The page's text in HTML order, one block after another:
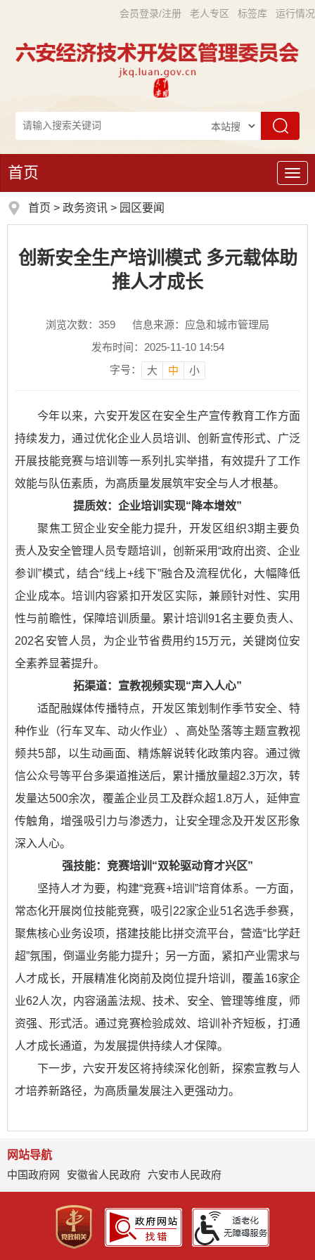
会员登录/注册 老人专区 标签库 运行情况
导
航
首页
首页 > 政务资讯 > 园区要闻
创新安全生产培训模式 多元载体助
推人才成长
浏览次数： 359
信息来源：应急和城市管理局
发布时间：2025-11-10 14:54
字号：
大 中 小
今年以来，六安开发区在安全生产宣传教育工作方面
持续发力，通过优化企业人员培训、创新宣传形式、广泛
开展技能竞赛与培训等一系列扎实举措，有效提升了工作
效能与队伍素质，为高质量发展筑牢安全与人才根基。
提质效：企业培训实现“降本增效”​
聚焦工贸企业安全能力提升，开发区组织3期主要负
责人及安全管理人员专题培训，创新采用“政府出资、企业
参训”模式，结合“线上+线下”融合及流程优化，大幅降低
企业成本。培训内容紧扣开发区实际，兼顾针对性、实用
性与前瞻性，保障培训质量。累计培训91名主要负责人、
202名安管人员，为企业节省费用约15万元，关键岗位安
全素养显著提升。​
拓渠道：宣教视频实现“声入人心”​
适配融媒体传播特点，开发区策划制作季节安全、特
种作业（行车叉车、动火作业）、高处坠落等主题宣教视
频共5部，以生动画面、精炼解说转化政策内容。通过微
信公众号等平台多渠道推送后，累计播放量超2.3万次，转
发量达500余次，覆盖企业员工及群众超1.8万人，延伸宣
传触角，增强吸引力与渗透力，让安全理念及开发区形象
深入人心。
强技能：竞赛培训“双轮驱动育才兴区”​
坚持人才为要，构建“竞赛+培训”培育体系。一方面，
常态化开展岗位技能竞赛，吸引22家企业51名选手参赛，
聚焦核心业务设项，搭建技能比拼交流平台，营造“比学赶
超”氛围，倒逼业务能力提升；另一方面，紧扣产业需求与
人才成长，开展精准化岗前及岗位提升培训，覆盖16家企
业62人次，内容涵盖法规、技术、安全、管理等维度，师
资强、形式活。通过竞赛检验成效、培训补齐短板，打通
人才成长通道，为发展提供持续人才保障。​
下一步，六安开发区将持续深化创新，探索宣教与人
才培养新路径，为高质量发展注入更强动力。
网站导航
中国政府网
安徽省人民政府 六安市人民政府